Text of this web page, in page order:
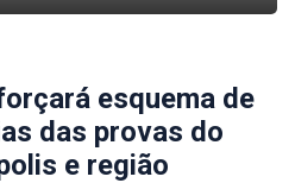
esquema de
das provas do
e região